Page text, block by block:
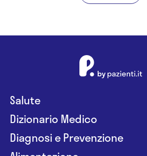
Salute
Dizionario Medico
Diagnosi e Prevenzione